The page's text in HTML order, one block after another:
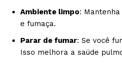
Ambiente limpo:
e fumaça.
Parar de fumar: Se você
Isso melhora a saúde